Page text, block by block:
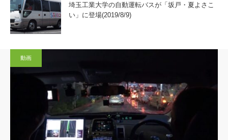
埼玉工業大学の自動運転バスが「坂戸・夏よさこ
い」に登場(2019/8/9)
動画